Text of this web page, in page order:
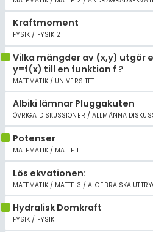
Kraftmoment
FYSIK / FYSIK 2
Vilka mängder av (x,y) utgör
y=f(x) till en funktion f ?
MATEMATIK / UNIVERSITET
Albiki lämnar Pluggakuten
ÖVRIGA DISKUSSIONER / ALLMÄNNA
Potenser
MATEMATIK / MATTE 1
Lös ekvationen:
MATEMATIK / MATTE 3 / ALGEBRAISKA
Hydralisk Domkraft
FYSIK / FYSIK 1